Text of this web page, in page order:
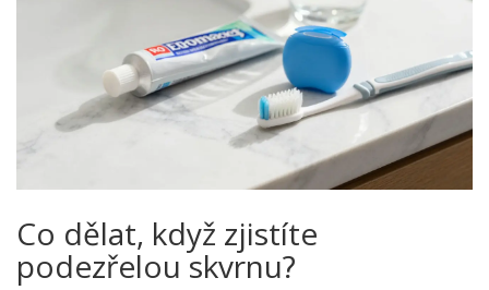
Co dělat, když zjistíte
podezřelou skvrnu?